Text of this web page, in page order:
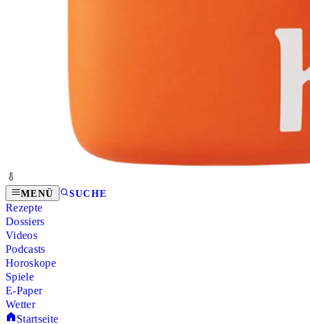
MENÜ SUCHE
Rezepte
Dossiers
Videos
Podcasts
Horoskope
Spiele
E-Paper
Wetter
Startseite